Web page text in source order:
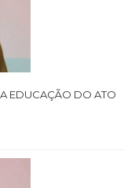
EDUCAÇÃO DO ATO